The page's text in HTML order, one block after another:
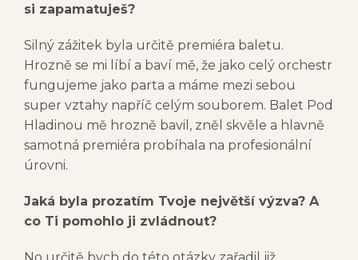
si zapamatuješ?
Silný zážitek byla určitě premiéra baletu.
Hrozně se mi líbí a baví mě, že jako celý orchestr
fungujeme jako parta a máme mezi sebou
super vztahy napříč celým souborem. Balet Pod
Hladinou mě hrozně bavil, zněl skvěle a hlavně
samotná premiéra probíhala na profesionální
úrovni.
Jaká byla prozatím Tvoje největší výzva? A
co Ti pomohlo ji zvládnout?
No určitě bych do této otázky zařadil již